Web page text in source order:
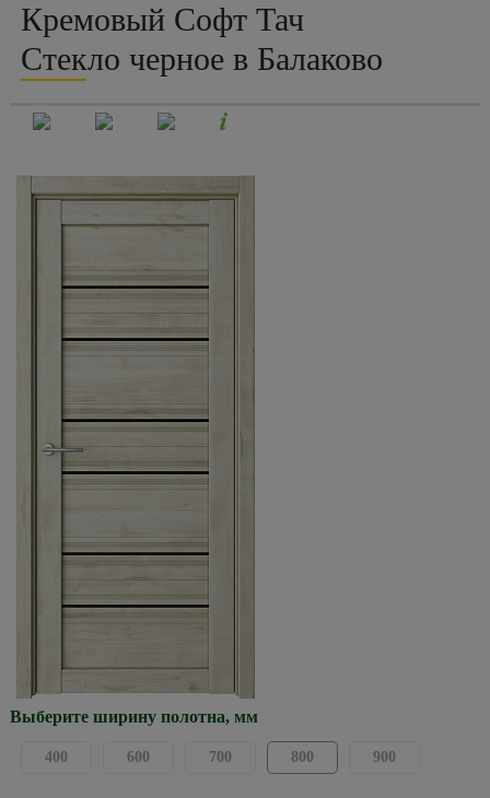
Кремовый Софт Тач
Стекло черное в Балаково
Выберите ширину полотна, мм
400 600 700 800 900